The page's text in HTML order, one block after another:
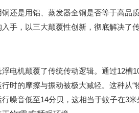
还是用铝、蒸发器全铜是否等于高品
手，以三大颠覆性创新，彻底解决了
电机颠覆了传统传动逻辑。通过12槽
时的摩擦与振动被极大减轻。这种从“
噪音低至14分贝，这相当于蚊子在3